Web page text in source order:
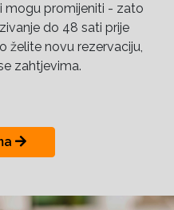
mogu promijeniti - zato
do 48 sati prije
želite novu rezervaciju,
zahtjevima.